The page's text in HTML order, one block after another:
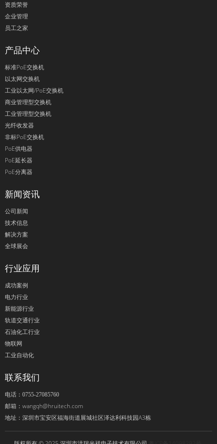
资质荣誉
企业管理
员工之家
产品中心
标准PoE交换机
以太网交换机
工业以太网/PoE交换机
商业管理型交换机
工业管理型交换机
光纤收发器
非标PoE交换机
PoE供电器
PoE延长器
PoE分离器
新闻资讯
公司新闻
技术信息
解决方案
全球展会
行业应用
成功案例
电力行业
新能源行业
轨道交通行业
石油化工行业
物联网
工业自动化
联系我们
电话：0755-27085760
邮箱： wangqh@hruitech.com
地址： 深圳市宝安区福海街道展城社区泽达利科技园A3栋